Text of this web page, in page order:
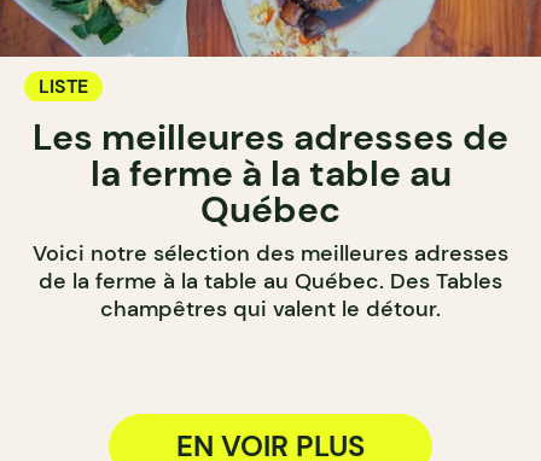
LISTE
Les meilleures adresses de
la ferme à la table au
Québec
Voici notre sélection des meilleures adresses
de la ferme à la table au Québec. Des Tables
champêtres qui valent le détour.
EN VOIR PLUS